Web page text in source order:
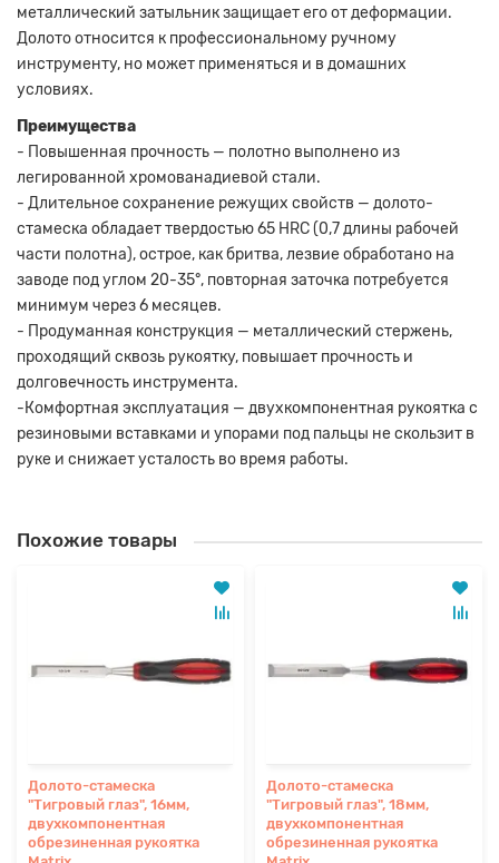
металлический затыльник защищает его от деформации.
Долото относится к профессиональному ручному
инструменту, но может применяться и в домашних
условиях.
Преимущества
- Повышенная прочность — полотно выполнено из
легированной хромованадиевой стали.
- Длительное сохранение режущих свойств — долото-
стамеска обладает твердостью 65 HRC (0,7 длины рабочей
части полотна), острое, как бритва, лезвие обработано на
заводе под углом 20-35°, повторная заточка потребуется
минимум через 6 месяцев.
- Продуманная конструкция — металлический стержень,
проходящий сквозь рукоятку, повышает прочность и
долговечность инструмента.
-Комфортная эксплуатация — двухкомпонентная рукоятка с
резиновыми вставками и упорами под пальцы не скользит в
руке и снижает усталость во время работы.
Похожие товары
Долото-стамеска
"Тигровый глаз", 16мм,
двухкомпонентная
обрезиненная рукоятка
Долото-стамеска
"Тигровый глаз", 18мм,
двухкомпонентная
обрезиненная рукоятка